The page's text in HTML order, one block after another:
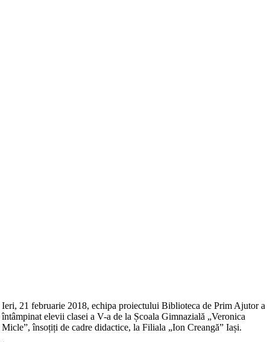
Ieri, 21 februarie 2018, echipa proiectului Biblioteca de Prim Ajutor a
întâmpinat elevii clasei a V-a de la Școala Gimnazială „Veronica
Micle”, însoțiți de cadre didactice, la Filiala „Ion Creangă” Iași.